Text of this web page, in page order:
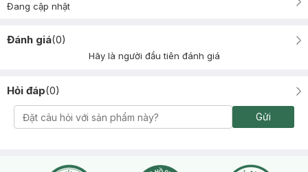
Đang cập nhật
Đánh giá(0)
Hãy là người đầu tiên đánh giá
Hỏi đáp(0)
Gửi